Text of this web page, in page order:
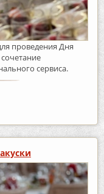
проведения Дня
сервиса.